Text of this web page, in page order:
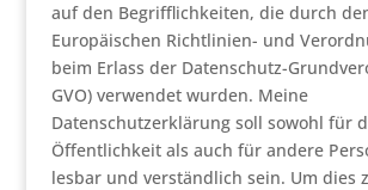
auf den Begrifflichkeiten, die durch
Europäischen Richtlinien- und
beim Erlass der Datenschutz-
GVO) verwendet wurden. Meine
Datenschutzerklärung soll sowohl für
Öffentlichkeit als auch für andere
lesbar und verständlich sein. Um dies